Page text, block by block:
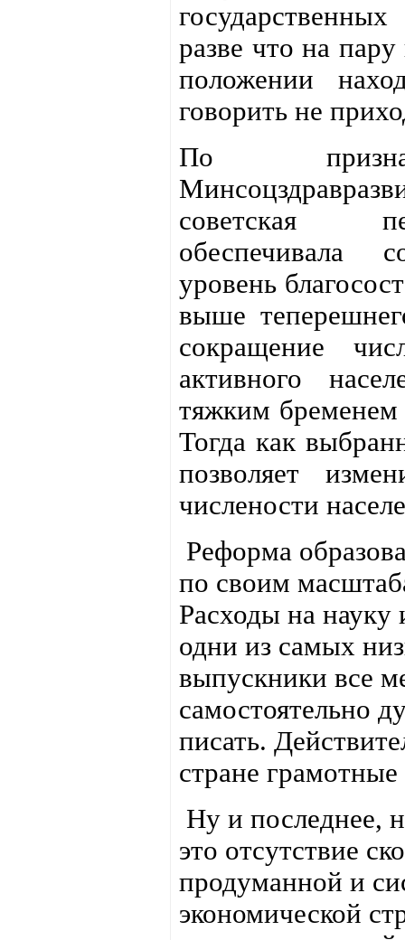
разве что на
положении
говорить не
По
советская
обеспечивала
уровень
выше
сокращение
активного
тяжким
Тогда как
позволяет
числености
Реформа
по своим
Расходы на науку
одни из самых
выпускники все
самостоятельно
писать.
стране
Ну и последнее,
это отсутствие
продуманной и
экономической